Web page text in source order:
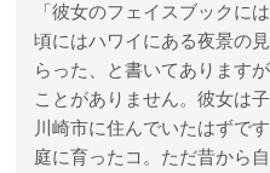
「彼女のフェイスブックに
頃にはハワイにある夜景の
らった、と書いてあります
ことがありません。彼女は
川崎市に住んでいたはずで
庭に育ったコ。ただ昔から